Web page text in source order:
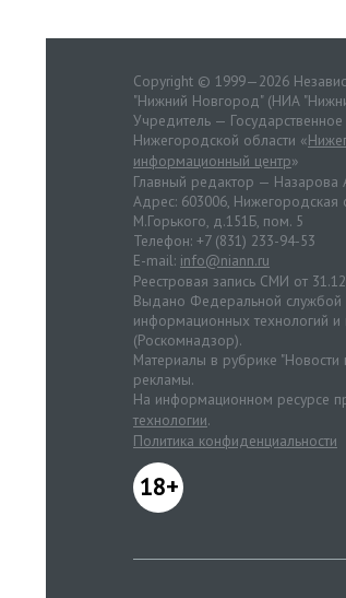
Copyright © 1999—2026
"Нижний Новгород" (НИА
Учредитель —
Нижегородской области «
информационный центр»
Главный редактор — Назарова
Адрес: 603006, Нижегородская
М.Горького, д.151Б, пом. 5
Телефон: +7 (831) 233-94-53
E-mail: info@niann.ru
Реестровая запись СМИ от
Выдано Федеральной службой
информационных технологий
(Роскомнадзор).
Материалы в рубрике
рекламы.
На информационном ресурсе
технологии.
Политика конфиденциальности
18+